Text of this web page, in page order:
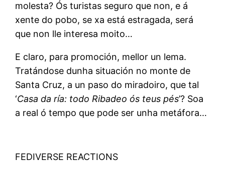
molesta? Ós turistas seguro que non, e á
xente do pobo, se xa está estragada, será
que non lle interesa moito…
E claro, para promoción, mellor un lema.
Tratándose dunha situación no monte de
Santa Cruz, a un paso do miradoiro, que tal
‘Casa da ría: todo Ribadeo ós teus pés’? Soa
a real ó tempo que pode ser unha metáfora…
FEDIVERSE REACTIONS